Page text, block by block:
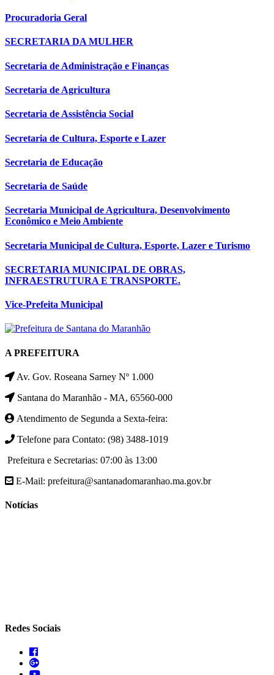
Procuradoria Geral
SECRETARIA DA MULHER
Secretaria de Administração e Finanças
Secretaria de Agricultura
Secretaria de Assistência Social
Secretaria de Cultura, Esporte e Lazer
Secretaria de Educação
Secretaria de Saúde
Secretaria Municipal de Agricultura, Desenvolvimento
Econômico e Meio Ambiente
Secretaria Municipal de Cultura, Esporte, Lazer e Turismo
SECRETARIA MUNICIPAL DE OBRAS,
INFRAESTRUTURA E TRANSPORTE.
Vice-Prefeita Municipal
A PREFEITURA
Av. Gov. Roseana Sarney Nº 1.000
Santana do Maranhão - MA, 65560-000
Atendimento de Segunda a Sexta-feira:
Telefone para Contato: (98) 3488-1019
Prefeitura e Secretarias: 07:00 às 13:00
E-Mail: prefeitura@santanadomaranhao.ma.gov.br
Notícias
Redes Sociais